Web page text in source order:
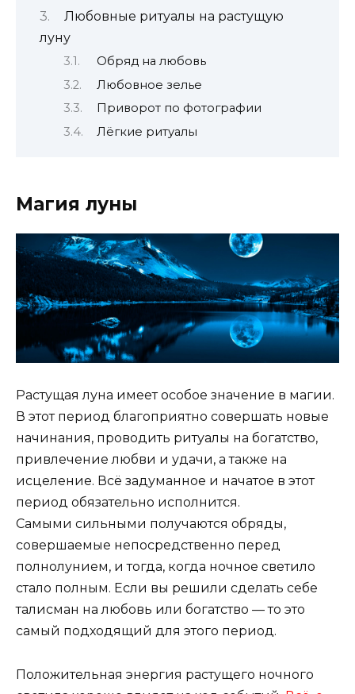
Любовные ритуалы на растущую
луну
Обряд на любовь
Любовное зелье
Приворот по фотографии
Лёгкие ритуалы
Магия луны
Растущая луна имеет особое значение в магии.
В этот период благоприятно совершать новые
начинания, проводить ритуалы на богатство,
привлечение любви и удачи, а также на
исцеление. Всё задуманное и начатое в этот
период обязательно исполнится.
Самыми сильными получаются обряды,
совершаемые непосредственно перед
полнолунием, и тогда, когда ночное светило
стало полным. Если вы решили сделать себе
талисман на любовь или богатство — то это
самый подходящий для этого период.
Положительная энергия растущего ночного